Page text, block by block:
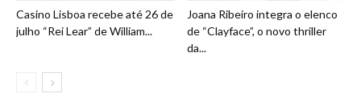
Casino Lisboa recebe até 26 de
julho “Rei Lear” de William...
Joana Ribeiro integra o elenco
de “Clayface”, o novo thriller
da...